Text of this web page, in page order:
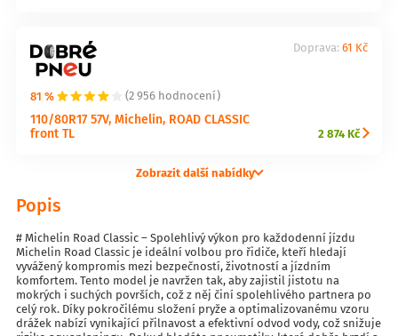
81 % (2 956 hodnocení)
110/80R17 57V, Michelin, ROAD CLASSIC
front TL
Doprava: 61 Kč
2 874 Kč
Zobrazit další nabídky
Popis
# Michelin Road Classic – Spolehlivý výkon pro každodenní jízdu
Michelin Road Classic je ideální volbou pro řidiče, kteří hledají
vyvážený kompromis mezi bezpečností, životností a jízdním
komfortem. Tento model je navržen tak, aby zajistil jistotu na
mokrých i suchých površích, což z něj činí spolehlivého partnera po
celý rok. Díky pokročilému složení pryže a optimalizovanému vzoru
drážek nabízí vynikající přilnavost a efektivní odvod vody, což snižuje